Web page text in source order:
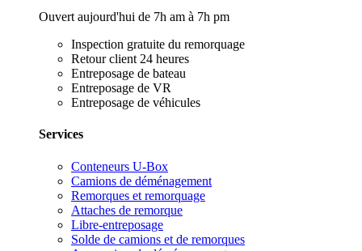
Ouvert aujourd'hui de 7h am à 7h pm
Inspection gratuite du remorquage
Retour client 24 heures
Entreposage de bateau
Entreposage de VR
Entreposage de véhicules
Services
Conteneurs U-Box
Camions de déménagement
Remorques et remorquage
Attaches de remorque
Libre-entreposage
Solde de camions et de remorques